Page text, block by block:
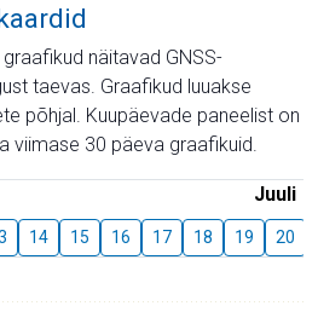
näitavad GNSS-
taevas. Graafikud luuakse
põhjal. Kuupäevade paneelist on
viimase 30 päeva graafikuid.
Juuli
14 15 16 17 18 19 20